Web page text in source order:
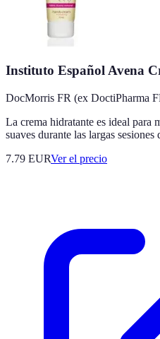
Instituto Español Avena
DocMorris FR (ex DoctiPharma
La crema hidratante es ideal para
suaves durante las largas sesiones
7.79 EURVer el precio